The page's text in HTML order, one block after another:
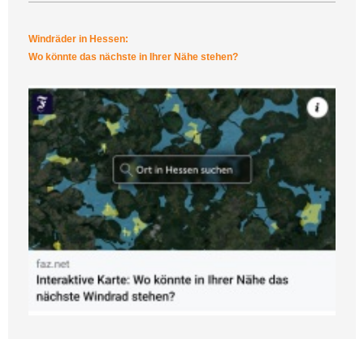
Windräder in Hessen:
Wo könnte das nächste in Ihrer Nähe stehen?